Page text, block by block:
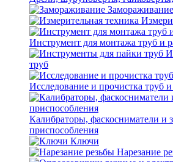
Замораживание
Инструмент для монтажа труб и
труб
Исследование и прочистка труб
Калибраторы, фаскосниматели и
приспособления
Ключи
Нарезание